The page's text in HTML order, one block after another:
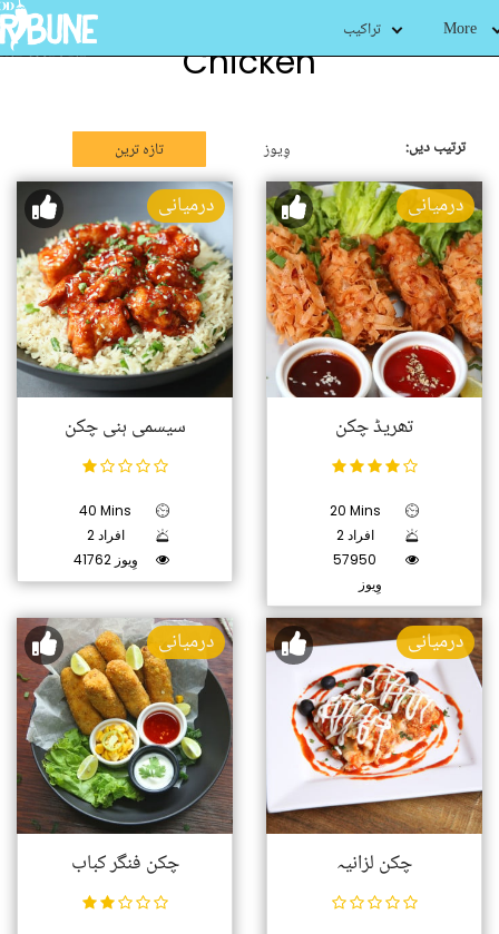
تراکیب More
Chicken
ترتیب دیں: تازہ ترین وِیوز
درمیانی
سیسمی ہنی چکن
40 Mins
2 افراد
41762 وِیوز
درمیانی
تھریڈ چکن
20 Mins
2 افراد
57950
وِیوز
درمیانی
چکن فنگر کباب
درمیانی
چکن لزانیہ